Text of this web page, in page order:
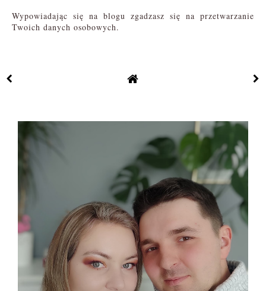
Wypowiadając się na blogu zgadzasz się na przetwarzanie
Twoich danych osobowych.